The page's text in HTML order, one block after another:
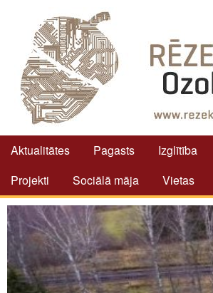
Aktualitātes Pagasts Izglītība
Projekti
Sociālā māja Vietas